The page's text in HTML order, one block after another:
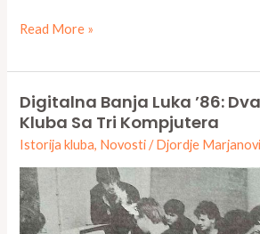
Zemljotresa
Nam
Se
28.10.2023.
u
Banja
Luci!
Read More »
Digitalna Banja Luka ’86:
Kluba Sa Tri Kompjutera
Istorija kluba, Novosti/Djordje
Digitalna
Banja
Luka
’86:
Dva
računarska